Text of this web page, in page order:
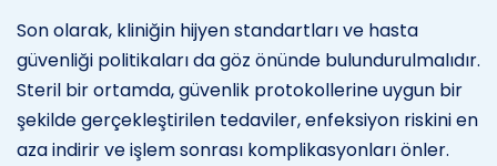
Son olarak, kliniğin hijyen standartları ve hasta
güvenliği politikaları da göz önünde bulundurulmalıdır.
Steril bir ortamda, güvenlik protokollerine uygun bir
şekilde gerçekleştirilen tedaviler, enfeksiyon riskini en
aza indirir ve işlem sonrası komplikasyonları önler.